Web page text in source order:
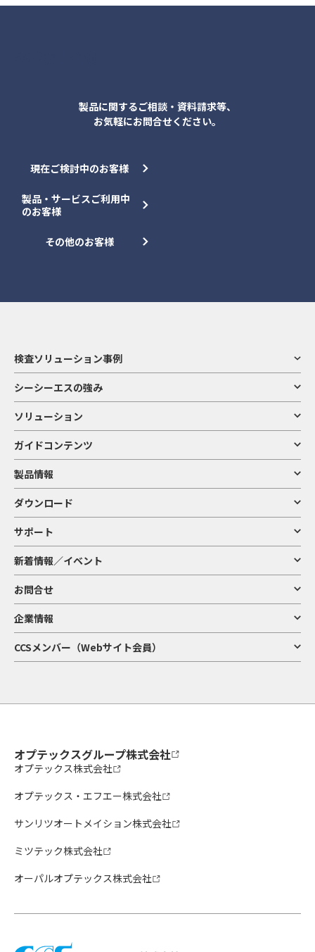
製品に関するご相談・資料請求等、
お気軽にお問合せください。
現在ご検討中のお客様
製品・サービスご利用中
のお客様
その他のお客様
検査ソリューション事例
シーシーエスの強み
ソリューション
ガイドコンテンツ
製品情報
ダウンロード
サポート
新着情報／イベント
お問合せ
企業情報
CCSメンバー（Webサイト会員）
オプテックスグループ株式会社
オプテックス株式会社
オプテックス・エフエー株式会社
サンリツオートメイション株式会社
ミツテック株式会社
オーパルオプテックス株式会社